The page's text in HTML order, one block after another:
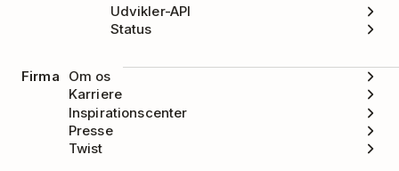
Udvikler-API
Status
Firma
Om os
Karriere
Inspirationscenter
Presse
Twist